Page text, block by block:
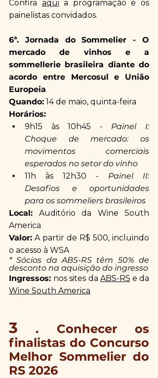
Confira aqui a programação e os
painelistas convidados.
6ª. Jornada do Sommelier - O
mercado de vinhos e a
sommellerie brasileira diante do
acordo entre Mercosul e União
Europeia
Quando: 14 de maio, quinta-feira
Horários:
9h15 às 10h45 - Painel I:
Choque de mercado: os
movimentos comerciais
esperados no setor do vinho
11h às 12h30
- Painel II:
Desafios e oportunidades
Local: Auditório da Wine South
America
Valor: A partir de R$ 500, incluindo
o acesso à WSA
* Sócios da ABS-RS têm 50% de
desconto na aquisição do ingresso
Ingressos: nos sites da ABS-RS
Wine South America
3 . Conhecer os
finalistas do Concurso
Melhor Sommelier do
RS 2026